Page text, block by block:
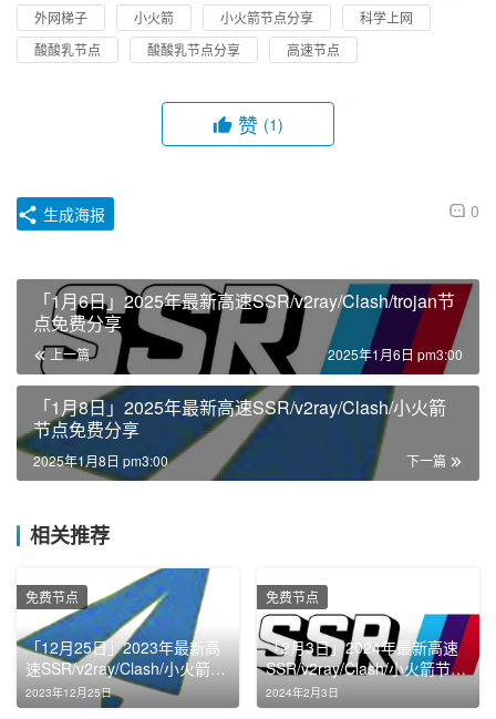
外网梯子
小火箭 小火箭节点分享
科学上网
酸酸乳节点
酸酸乳节点分享 高速节点
赞 (1)
0
生成海报
「1月6日」2025年最新高速SSR/v2ray/Clash/trojan节
点免费分享
上一篇 2025年1月6日 pm3:00
「1月8日」2025年最新高速SSR/v2ray/Clash/小火箭
节点免费分享
下一篇
2025年1月8日 pm3:00
相关推荐
「12月25日」2023年最新高
速SSR/v2ray/Clash/小火箭节
点免费分享
2023年12月25日
免费节点
「2月3日」2024年最新高速
SSR/v2ray/Clash/小火箭节点
免费分享
2024年2月3日
免费节点